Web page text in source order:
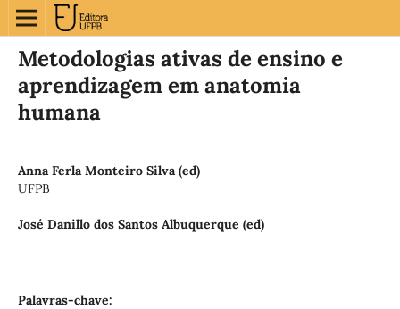
Metodologias ativas de ensino e
aprendizagem em anatomia
humana
Anna Ferla Monteiro Silva (ed)
UFPB
José Danillo dos Santos Albuquerque (ed)
Palavras-chave: